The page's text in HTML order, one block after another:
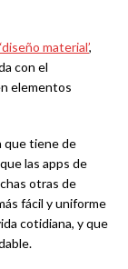
material’,
con el
elementos
que tiene de
las apps de
otras de
fácil y uniforme
cotidiana, y que